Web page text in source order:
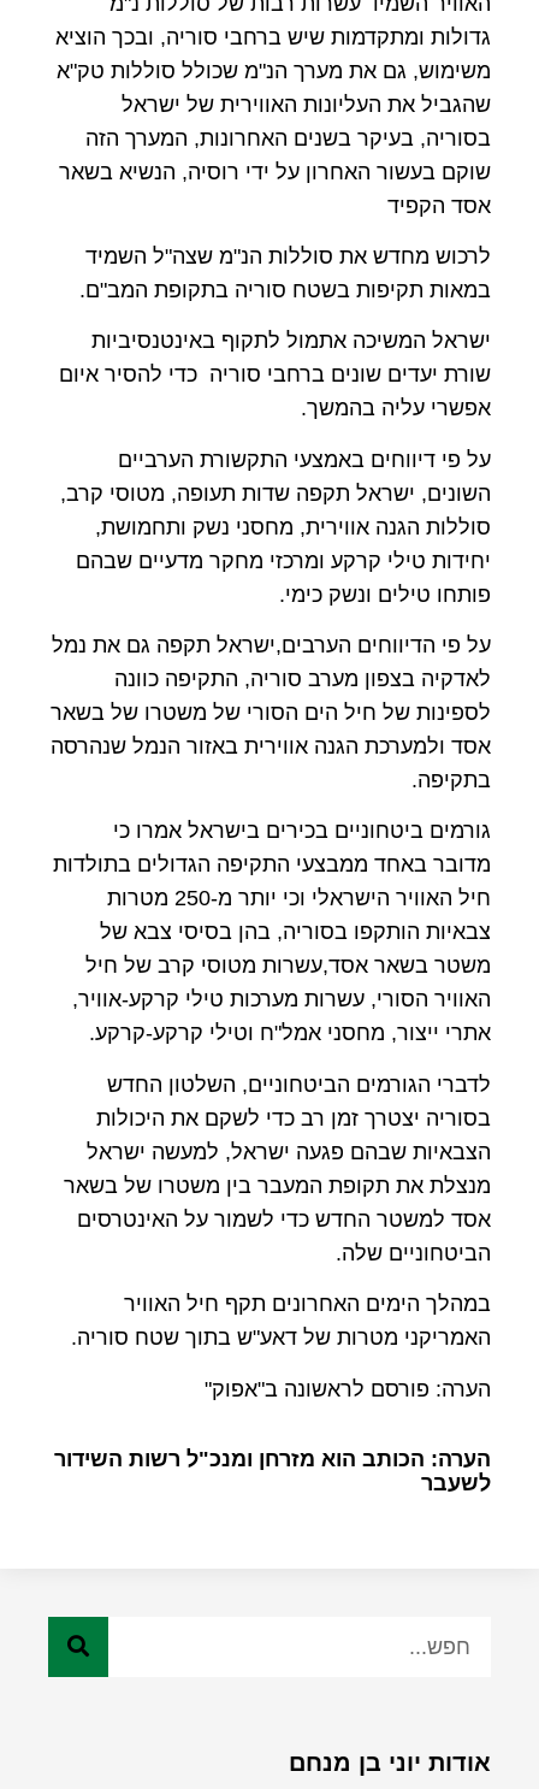
גדולות ומתקדמות שיש ברחבי סוריה, ובכך הוציא
משימוש, גם את מערך הנ"מ שכולל סוללות טק"א
שהגביל את העליונות האווירית של ישראל
בסוריה, בעיקר בשנים האחרונות, המערך הזה
שוקם בעשור האחרון על ידי רוסיה, הנשיא בשאר
אסד הקפיד
לרכוש מחדש את סוללות הנ"מ שצה"ל השמיד
במאות תקיפות בשטח סוריה בתקופת המב"ם.
ישראל המשיכה אתמול לתקוף באינטנסיביות
שורת יעדים שונים ברחבי סוריה כדי להסיר איום
אפשרי עליה בהמשך.
על פי דיווחים באמצעי התקשורת הערביים
השונים, ישראל תקפה שדות תעופה, מטוסי קרב,
סוללות הגנה אווירית, מחסני נשק ותחמושת,
יחידות טילי קרקע ומרכזי מחקר מדעיים שבהם
פותחו טילים ונשק כימי.
על פי הדיווחים הערבים,ישראל תקפה גם את נמל
לאדקיה בצפון מערב סוריה, התקיפה כוונה
לספינות של חיל הים הסורי של משטרו של בשאר
אסד ולמערכת הגנה אווירית באזור הנמל שנהרסה
בתקיפה.
גורמים ביטחוניים בכירים בישראל אמרו כי
מדובר באחד ממבצעי התקיפה הגדולים בתולדות
חיל האוויר הישראלי וכי יותר מ-250 מטרות
צבאיות הותקפו בסוריה, בהן בסיסי צבא של
משטר בשאר אסד,עשרות מטוסי קרב של חיל
האוויר הסורי, עשרות מערכות טילי קרקע-אוויר,
אתרי ייצור, מחסני אמל"ח וטילי קרקע-קרקע.
לדברי הגורמים הביטחוניים, השלטון החדש
בסוריה יצטרך זמן רב כדי לשקם את היכולות
הצבאיות שבהם פגעה ישראל, למעשה ישראל
מנצלת את תקופת המעבר בין משטרו של בשאר
אסד למשטר החדש כדי לשמור על האינטרסים
הביטחוניים שלה.
במהלך הימים האחרונים תקף חיל האוויר
האמריקני מטרות של דאע"ש בתוך שטח סוריה.
הערה: פורסם לראשונה ב"אפוק"
הערה: הכותב הוא מזרחן ומנכ"ל רשות השידור
לשעבר
אודות יוני בן מנחם